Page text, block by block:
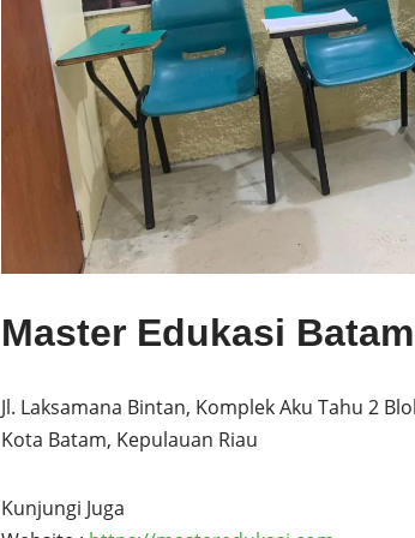
Master Edukasi Batam
Jl. Laksamana Bintan, Komplek Aku Tahu 2
Kota Batam, Kepulauan Riau
Kunjungi Juga